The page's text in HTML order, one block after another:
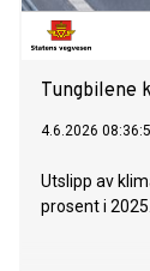
Tungbilene
4.6.2026
Utslipp av
prosent i 2025.